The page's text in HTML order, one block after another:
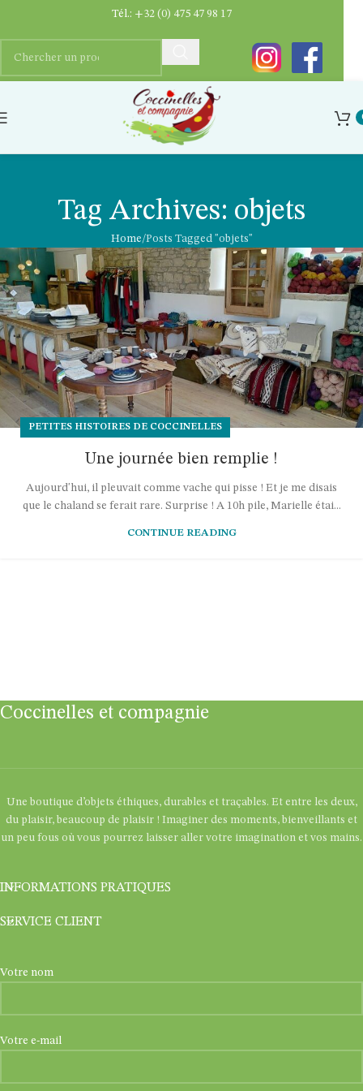
Tag Archives: objets
Home Posts Tagged "objets"
PETITES HISTOIRES DE COCCINELLES
Une journée bien remplie !
Aujourd'hui, il pleuvait comme vache qui pisse ! Et je me disais
que le chaland se ferait rare. Surprise ! A 10h pile, Marielle étai...
CONTINUE READING
Coccinelles et compagnie
Une boutique d’objets éthiques, durables et traçables. Et entre les deux,
du plaisir, beaucoup de plaisir ! Imaginer des moments, bienveillants et
un peu fous où vous pourrez laisser aller votre imagination et vos mains.
INFORMATIONS PRATIQUES
SERVICE CLIENT
Votre nom
Votre e-mail
Tél.: +32 (0) 475 47 98 17